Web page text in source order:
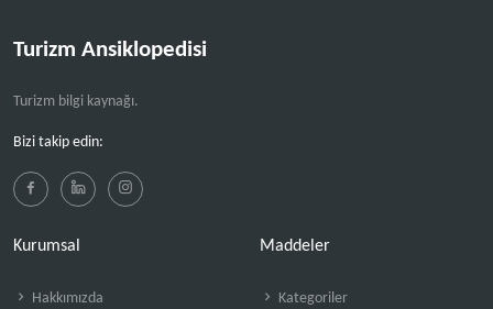
Turizm Ansiklopedisi
Turizm bilgi kaynağı.
Bizi takip edin:
Kurumsal
Hakkımızda
Maddeler
Kategoriler